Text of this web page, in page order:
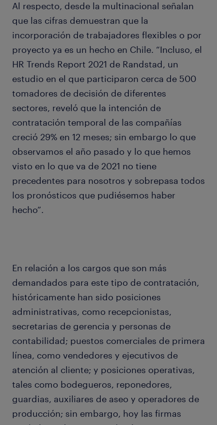
Al respecto, desde la multinacional señalan
que las cifras demuestran que la
incorporación de trabajadores flexibles o por
proyecto ya es un hecho en Chile. “Incluso, el
HR Trends Report 2021 de Randstad, un
estudio en el que participaron cerca de 500
tomadores de decisión de diferentes
sectores, reveló que la intención de
contratación temporal de las compañías
creció 29% en 12 meses; sin embargo lo que
observamos el año pasado y lo que hemos
visto en lo que va de 2021 no tiene
precedentes para nosotros y sobrepasa todos
los pronósticos que pudiésemos haber
hecho”.
En relación a los cargos que son más
demandados para este tipo de contratación,
históricamente han sido posiciones
administrativas, como recepcionistas,
secretarias de gerencia y personas de
contabilidad; puestos comerciales de primera
línea, como vendedores y ejecutivos de
atención al cliente; y posiciones operativas,
tales como bodegueros, reponedores,
guardias, auxiliares de aseo y operadores de
producción; sin embargo, hoy las firmas